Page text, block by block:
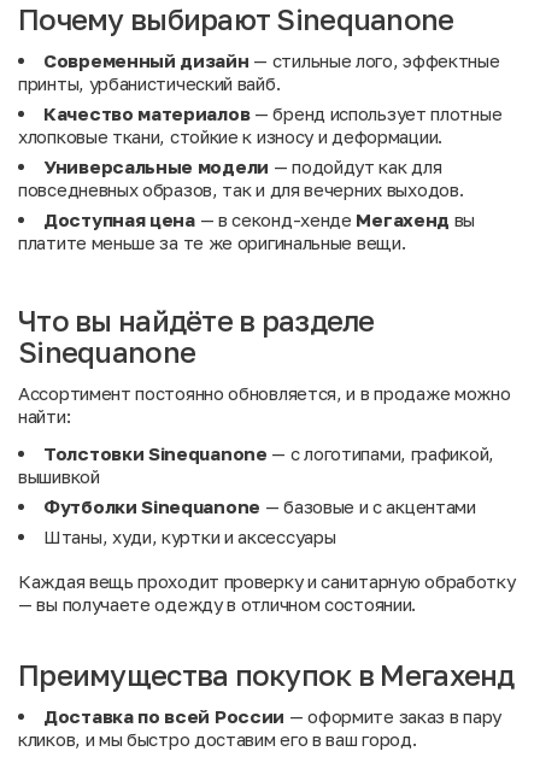
Почему выбирают Sinequanone
Современный дизайн — стильные лого, эффектные
принты, урбанистический вайб.
Качество материалов— бренд использует плотные
хлопковые ткани, стойкие к износу и деформации.
Универсальные модели — подойдут как для
повседневных образов, так и для вечерних выходов.
Доступная цена— в секонд-хенде Мегахенд вы
платите меньше за те же оригинальные вещи.
Что вы найдёте в разделе
Sinequanone
Ассортимент постоянно обновляется, и в продаже можно
найти:
Толстовки Sinequanone — с логотипами, графикой,
вышивкой
Футболки Sinequanone — базовые и с акцентами
Штаны, худи, куртки и аксессуары
Каждая вещь проходит проверку и санитарную обработку
— вы получаете одежду в отличном состоянии.
Преимущества покупок в Мегахенд
Доставка по всей России — оформите заказ в пару
кликов, и мы быстро доставим его в ваш город.